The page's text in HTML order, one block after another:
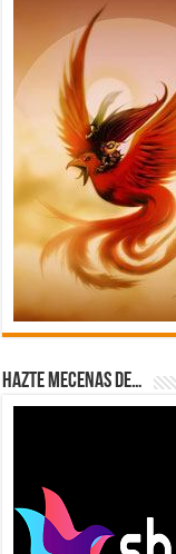
Hazte Mecenas de…